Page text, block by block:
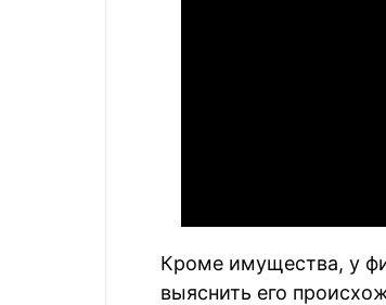
Кроме имущества, у
выяснить его